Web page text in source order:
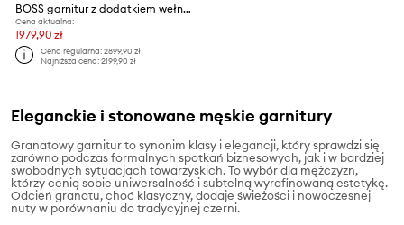
BOSS garnitur z dodatkiem wełny C-Huge-2pcs-261
Cena aktualna:
1979,90 zł
Cena regularna:2899,90 zł
Najniższa cena:2199,90 zł
Eleganckie i stonowane męskie garnitury
Granatowy garnitur to synonim klasy i elegancji, który sprawdzi się
zarówno podczas formalnych spotkań biznesowych, jak i w bardziej
swobodnych sytuacjach towarzyskich. To wybór dla mężczyzn,
którzy cenią sobie uniwersalność i subtelną wyrafinowaną estetykę.
Odcień granatu, choć klasyczny, dodaje świeżości i nowoczesnej
nuty w porównaniu do tradycyjnej czerni.